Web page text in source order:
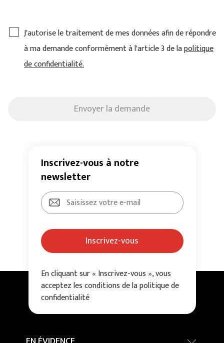
J'autorise le traitement de mes données afin de répondre
à ma demande conformément à l'article 3 de lapolitique
de confidentialité.
Envoyer la demande
Inscrivez-vous à notre
newsletter
Inscrivez-vous
En cliquant sur « Inscrivez-vous », vous
acceptez les conditions de la politique de
confidentialité